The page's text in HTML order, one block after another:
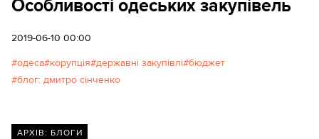
Особливості одеських закупівель
2019-06-10 00:00
одеса корупція державні закупівлі бюджет
блог: дмитро сінченко
АРХІВ: БЛОГИ